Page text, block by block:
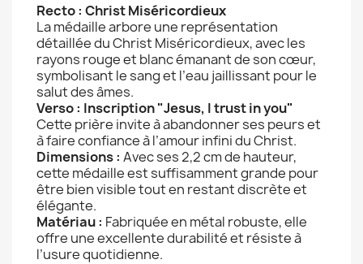
Recto : Christ Miséricordieux
La médaille arbore une représentation
détaillée du Christ Miséricordieux, avec les
rayons rouge et blanc émanant de son cœur,
symbolisant le sang et l’eau jaillissant pour le
salut des âmes.
Verso : Inscription "Jesus, I trust in you"
Cette prière invite à abandonner ses peurs et
à faire confiance à l’amour infini du Christ.
Dimensions : Avec ses 2,2 cm de hauteur,
cette médaille est suffisamment grande pour
être bien visible tout en restant discrète et
élégante.
Matériau : Fabriquée en métal robuste, elle
offre une excellente durabilité et résiste à
l’usure quotidienne.